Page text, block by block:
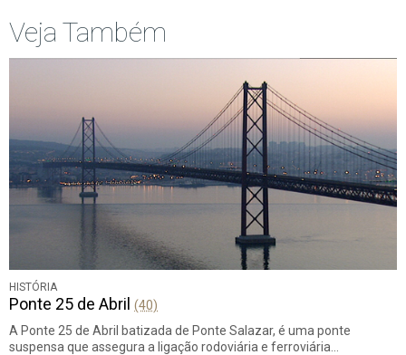
Veja Também
HISTÓRIA
Ponte 25 de Abril (40)
A Ponte 25 de Abril batizada de Ponte Salazar, é uma ponte
suspensa que assegura a ligação rodoviária e ferroviária…